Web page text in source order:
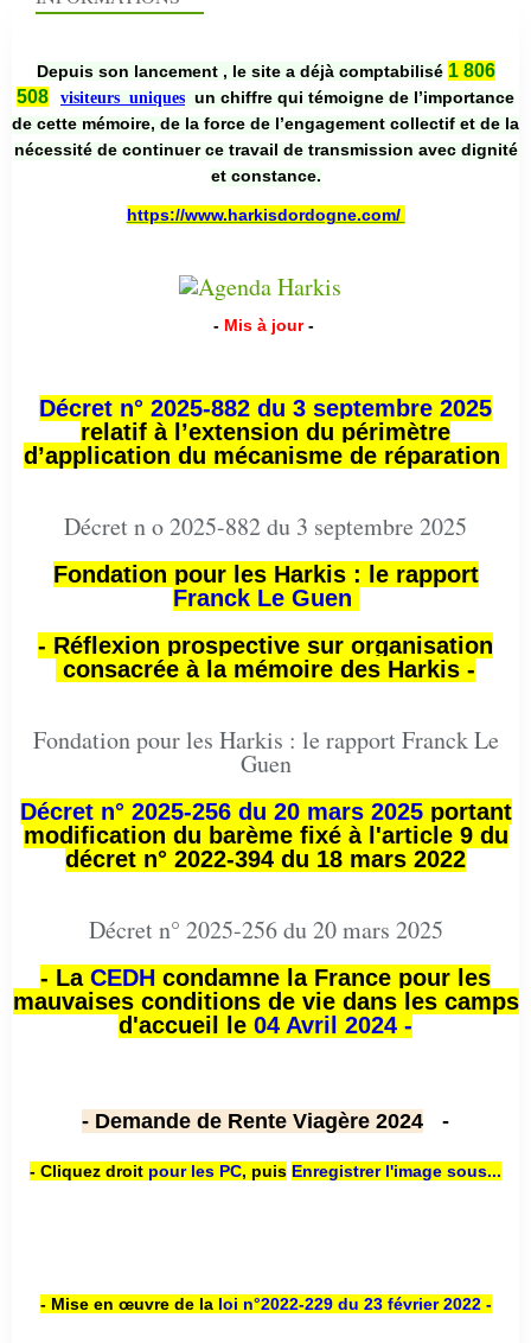
Depuis son lancement , le site a déjà comptabilisé 1 806
508
visiteurs uniques un chiffre qui témoigne de l’importance
de cette mémoire, de la force de l’engagement collectif et de la
nécessité de continuer ce travail de transmission avec dignité
et constance.
https://www.harkisdordogne.com/
- Mis à jour -
Décret n° 2025-882 du 3 septembre 2025
relatif à l’extension du périmètre
d’application du mécanisme de réparation
Décret n o 2025-882 du 3 septembre 2025
Fondation pour les Harkis : le rapport
Franck Le Guen
- Réflexion prospective sur organisation
consacrée à la mémoire des Harkis -
Fondation pour les Harkis : le rapport Franck Le
Guen
Décret n° 2025-256 du 20 mars 2025portant
modification du barème fixé à l'article 9 du
décret n° 2022-394 du 18 mars 2022
Décret n° 2025-256 du 20 mars 2025
- La CEDH condamne la France pour les
mauvaises conditions de vie dans les camps
d'accueil le 04 Avril 2024 -
- Demande de Rente Viagère 2024 -
- Cliquez droit pour les PC, puis Enregistrer l'image sous...
- Mise en œuvre de la loi n°2022-229 du 23 février 2022 -